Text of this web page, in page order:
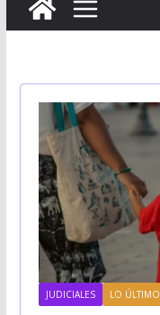
JUDICIALES LO ÚLTIMO